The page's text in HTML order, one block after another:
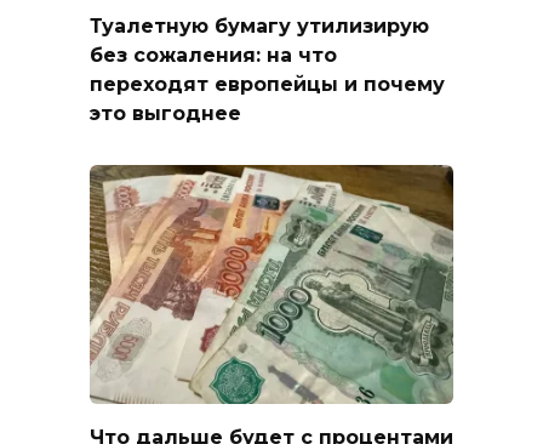
Туалетную бумагу утилизирую
без сожаления: на что
переходят европейцы и почему
это выгоднее
Что дальше будет с процентами